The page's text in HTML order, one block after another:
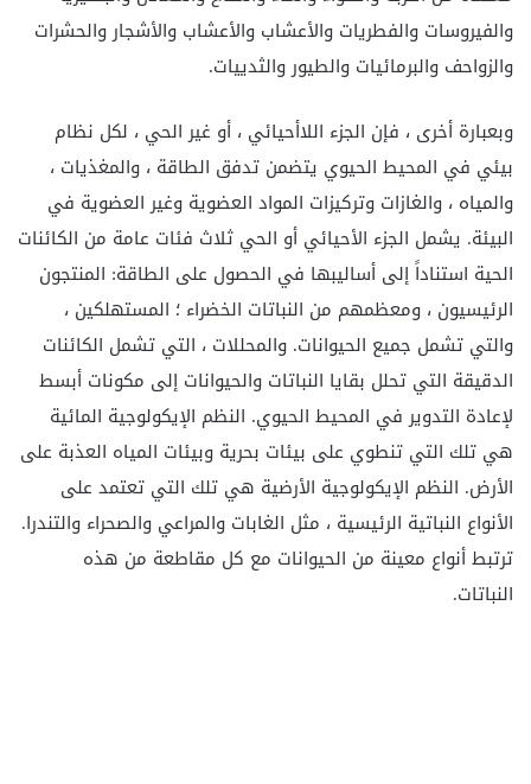
والفيروسات والفطريات والأعشاب والأعشاب والأشجار والحشرات
والزواحف والبرمائيات والطيور والثدييات.
وبعبارة أخرى ، فإن الجزء اللاأحيائي ، أو غير الحي ، لكل نظام
بيئي في المحيط الحيوي يتضمن تدفق الطاقة ، والمغذيات ،
والمياه ، والغازات وتركيزات المواد العضوية وغير العضوية في
البيئة. يشمل الجزء الأحيائي أو الحي ثلاث فئات عامة من الكائنات
الحية استناداً إلى أساليبها في الحصول على الطاقة: المنتجون
الرئيسيون ، ومعظمهم من النباتات الخضراء ؛ المستهلكين ،
والتي تشمل جميع الحيوانات. والمحللات ، التي تشمل الكائنات
الدقيقة التي تحلل بقايا النباتات والحيوانات إلى مكونات أبسط
لإعادة التدوير في المحيط الحيوي. النظم الإيكولوجية المائية
هي تلك التي تنطوي على بيئات بحرية وبيئات المياه العذبة على
الأرض. النظم الإيكولوجية الأرضية هي تلك التي تعتمد على
الأنواع النباتية الرئيسية ، مثل الغابات والمراعي والصحراء والتندرا.
ترتبط أنواع معينة من الحيوانات مع كل مقاطعة من هذه
النباتات.